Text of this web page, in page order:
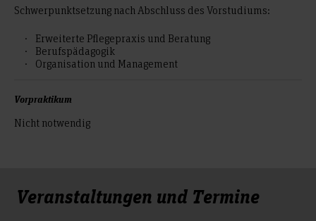
Schwerpunktsetzung nach Abschluss des Vorstudiums:
Erweiterte Pflegepraxis und Beratung
Berufspädagogik
Organisation und Management
Vorpraktikum
Nicht notwendig
Veranstaltungen und Termine